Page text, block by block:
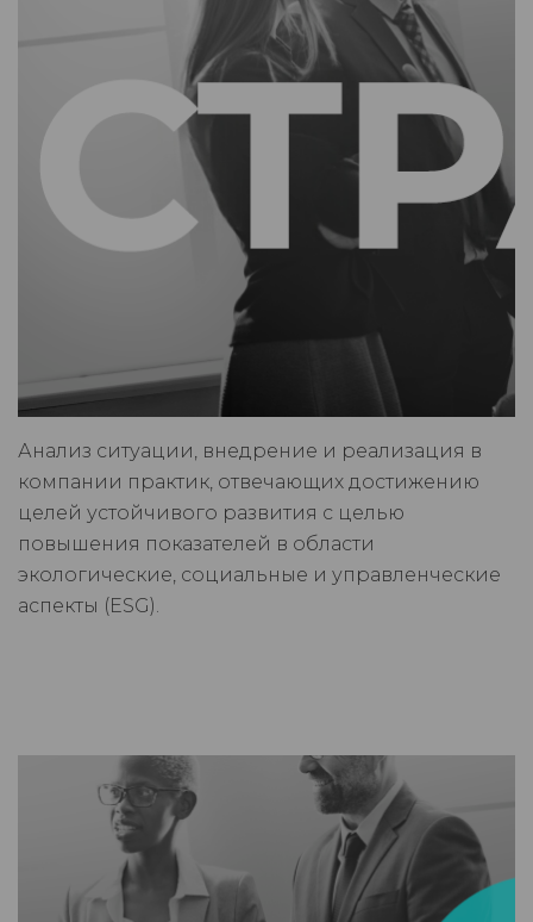
Анализ ситуации, внедрение и реализация в
компании практик, отвечающих достижению
целей устойчивого развития с целью
повышения показателей в области
экологические, социальные и управленческие
аспекты (ESG).